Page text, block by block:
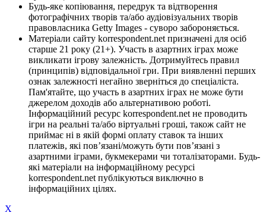
Будь-яке копіювання, передрук та відтворення
фотографічних творів та/або аудіовізуальних творів
правовласника Getty Images - суворо забороняється.
Матеріали сайту korrespondent.net призначені для осіб
старше 21 року (21+). Участь в азартних іграх може
викликати ігрову залежність. Дотримуйтесь правил
(принципів) відповідальної гри. При виявленні перших
ознак залежності негайно зверніться до спеціаліста.
Пам'ятайте, що участь в азартних іграх не може бути
джерелом доходів або альтернативою роботі.
Інформаційний ресурс korrespondent.net не проводить
ігри на реальні та/або віртуальні гроші, також сайт не
приймає ні в якій формі оплату ставок та інших
платежів, які пов’язані/можуть бути пов’язані з
азартними іграми, букмекерами чи тоталізаторами. Будь-
які матеріали на інформаційному ресурсі
korrespondent.net публікуються виключно в
інформаційних цілях.
X